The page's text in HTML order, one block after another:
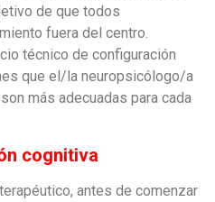
de que todos
fuera del centro.
técnico de configuración
que el/la neuropsicólogo/a
más adecuadas para cada
cognitiva
antes de comenzar